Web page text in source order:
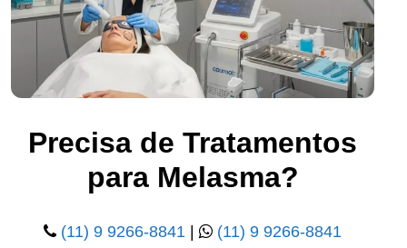
Precisa de Tratamentos
para Melasma?
(11) 9 9266-8841 | (11) 9 9266-8841